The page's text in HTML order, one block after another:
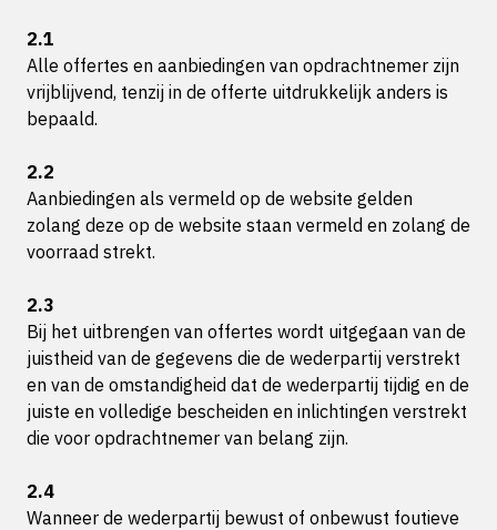
2.1
Alle offertes en aanbiedingen van opdrachtnemer zijn
vrijblijvend, tenzij in de offerte uitdrukkelijk anders is
bepaald.
2.2
Aanbiedingen als vermeld op de website gelden
zolang deze op de website staan vermeld en zolang de
voorraad strekt.
2.3
Bij het uitbrengen van offertes wordt uitgegaan van de
juistheid van de gegevens die de wederpartij verstrekt
en van de omstandigheid dat de wederpartij tijdig en de
juiste en volledige bescheiden en inlichtingen verstrekt
die voor opdrachtnemer van belang zijn.
2.4
Wanneer de wederpartij bewust of onbewust foutieve